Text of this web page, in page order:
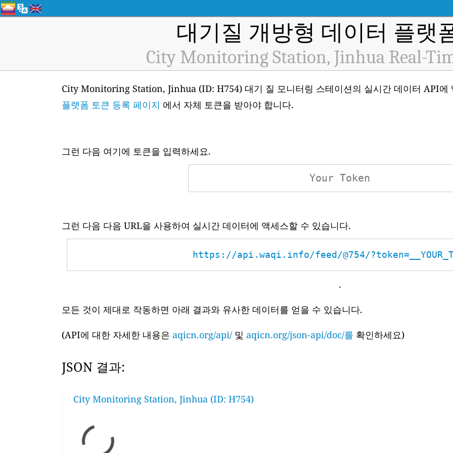
대기질 개방형 데이터 플랫
City Monitoring Station, Jinhua Real-
City Monitoring Station, Jinhua (ID: H754) 대기 질 모니터링 스테이션의 실시간 데이터 API에
플랫폼 토큰 등록 페이지 에서 자체 토큰을 받아야 합니다.
그런 다음 여기에 토큰을 입력하세요.
그런 다음 다음 URL을 사용하여 실시간 데이터에 액세스할 수 있습니다.
https://api.waqi.info/feed/@754/
.
모든 것이 제대로 작동하면 아래 결과와 유사한 데이터를 얻을 수 있습니다.
(API에 대한 자세한 내용은 aqicn.org/api/ 및 aqicn.org/json-api/doc/를 확인하세요)
JSON 결과:
City Monitoring Station, Jinhua (ID: H754)